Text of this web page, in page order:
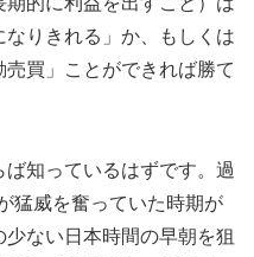
りきれる」か、もしくは
売買」ことができれば勝て
ば知っているはずです。過
猛威を奮っていた時期が
ない日本時間の早朝を狙